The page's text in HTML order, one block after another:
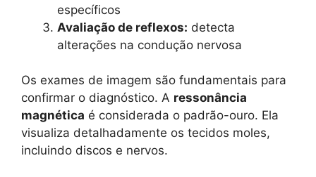
específicos
Avaliação de reflexos: detecta
alterações na condução nervosa
Os exames de imagem são fundamentais para
confirmar o diagnóstico. A ressonância
magnética é considerada o padrão-ouro. Ela
visualiza detalhadamente os tecidos moles,
incluindo discos e nervos.